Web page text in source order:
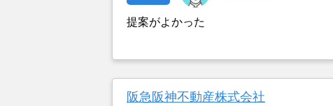
提案がよかった
阪急阪神不動産株式会社